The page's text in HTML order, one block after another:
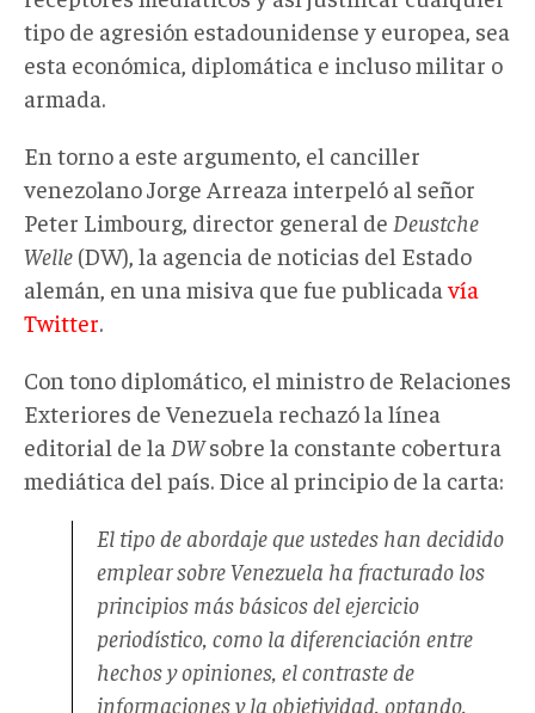
tipo de agresión estadounidense y europea, sea
esta económica, diplomática e incluso militar o
armada.
En torno a este argumento, el canciller
venezolano Jorge Arreaza interpeló al señor
Peter Limbourg, director general de Deustche
Welle (DW), la agencia de noticias del Estado
alemán, en una misiva que fue publicadavía
Twitter.
Con tono diplomático, el ministro de Relaciones
Exteriores de Venezuela rechazó la línea
editorial de la DWsobre la constante cobertura
mediática del país. Dice al principio de la carta:
El tipo de abordaje que ustedes han decidido
emplear sobre Venezuela ha fracturado los
principios más básicos del ejercicio
periodístico, como la diferenciación entre
hechos y opiniones, el contraste de
informaciones y la objetividad, optando,